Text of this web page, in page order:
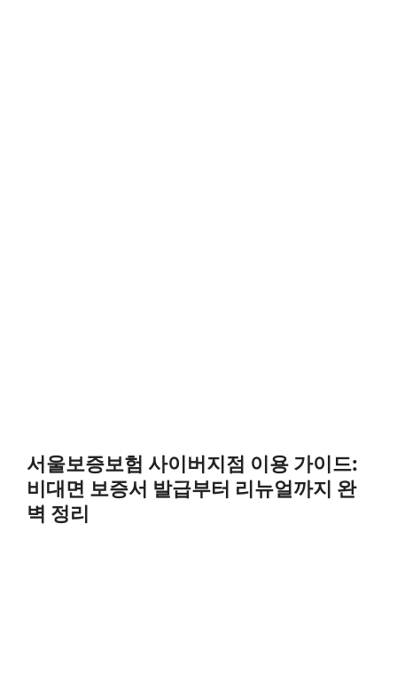
서울보증보험 사이버지점 이용 가이드:
비대면 보증서 발급부터 리뉴얼까지 완
벽 정리